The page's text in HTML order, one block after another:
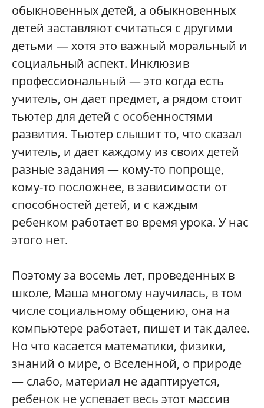
обыкновенных детей, а обыкновенных
детей заставляют считаться с другими
детьми — хотя это важный моральный и
социальный аспект. Инклюзив
профессиональный — это когда есть
учитель, он дает предмет, а рядом стоит
тьютер для детей с особенностями
развития. Тьютер слышит то, что сказал
учитель, и дает каждому из своих детей
разные задания — кому-то попроще,
кому-то посложнее, в зависимости от
способностей детей, и с каждым
ребенком работает во время урока. У нас
этого нет.
Поэтому за восемь лет, проведенных в
школе, Маша многому научилась, в том
числе социальному общению, она на
компьютере работает, пишет и так далее.
Но что касается математики, физики,
знаний о мире, о Вселенной, о природе
— слабо, материал не адаптируется,
ребенок не успевает весь этот массив